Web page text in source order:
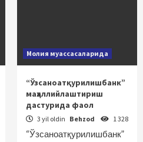
Молия муассасаларида
“Ўзсаноатқурилишбанк”
маҳаллийлаштириш
дастурида фаол
3 yil oldin Behzod 1 328
“Ўзсаноатқурилишбанк”